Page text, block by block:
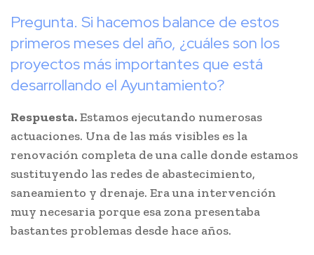
Pregunta. Si hacemos balance de estos
primeros meses del año, ¿cuáles son los
proyectos más importantes que está
desarrollando el Ayuntamiento?
Respuesta.Estamos ejecutando numerosas
actuaciones. Una de las más visibles es la
renovación completa de una calle donde estamos
sustituyendo las redes de abastecimiento,
saneamiento y drenaje. Era una intervención
muy necesaria porque esa zona presentaba
bastantes problemas desde hace años.